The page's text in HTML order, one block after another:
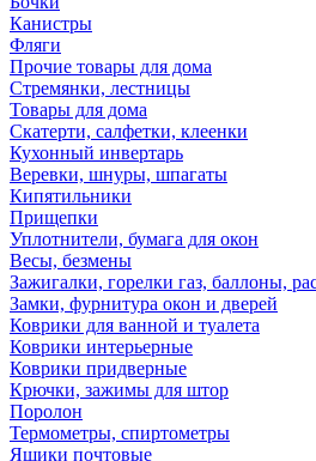
Канистры
Фляги
Прочие товары для дома
Стремянки, лестницы
Товары для дома
Скатерти, салфетки, клеенки
Кухонный инвертарь
Веревки, шнуры, шпагаты
Кипятильники
Прищепки
Уплотнители, бумага для окон
Весы, безмены
Зажигалки, горелки газ, баллоны,
Замки, фурнитура окон и дверей
Коврики для ванной и туалета
Коврики интерьерные
Коврики придверные
Крючки, зажимы для штор
Поролон
Термометры, спиртометры
Ящики почтовые